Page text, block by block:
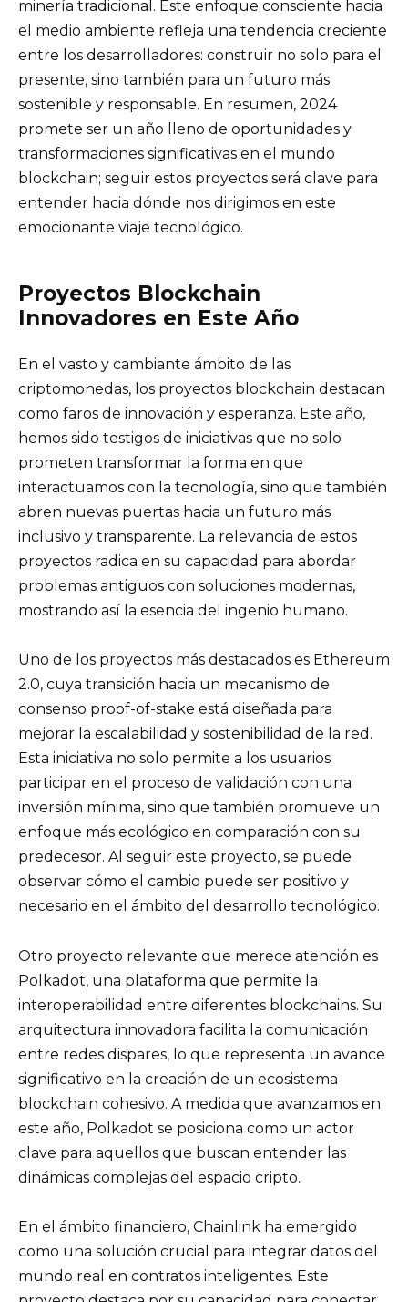
minería tradicional. Este enfoque consciente hacia
el medio ambiente refleja una tendencia creciente
entre los desarrolladores: construir no solo para el
presente, sino también para un futuro más
sostenible y responsable. En resumen, 2024
promete ser un año lleno de oportunidades y
transformaciones significativas en el mundo
blockchain; seguir estos proyectos será clave para
entender hacia dónde nos dirigimos en este
emocionante viaje tecnológico.
Proyectos Blockchain
Innovadores en Este Año
En el vasto y cambiante ámbito de las
criptomonedas, los proyectos blockchain destacan
como faros de innovación y esperanza. Este año,
hemos sido testigos de iniciativas que no solo
prometen transformar la forma en que
interactuamos con la tecnología, sino que también
abren nuevas puertas hacia un futuro más
inclusivo y transparente. La relevancia de estos
proyectos radica en su capacidad para abordar
problemas antiguos con soluciones modernas,
mostrando así la esencia del ingenio humano.
Uno de los proyectos más destacados es Ethereum
2.0, cuya transición hacia un mecanismo de
consenso proof-of-stake está diseñada para
mejorar la escalabilidad y sostenibilidad de la red.
Esta iniciativa no solo permite a los usuarios
participar en el proceso de validación con una
inversión mínima, sino que también promueve un
enfoque más ecológico en comparación con su
predecesor. Al seguir este proyecto, se puede
observar cómo el cambio puede ser positivo y
necesario en el ámbito del desarrollo tecnológico.
Otro proyecto relevante que merece atención es
Polkadot, una plataforma que permite la
interoperabilidad entre diferentes blockchains. Su
arquitectura innovadora facilita la comunicación
entre redes dispares, lo que representa un avance
significativo en la creación de un ecosistema
blockchain cohesivo. A medida que avanzamos en
este año, Polkadot se posiciona como un actor
clave para aquellos que buscan entender las
dinámicas complejas del espacio cripto.
En el ámbito financiero, Chainlink ha emergido
como una solución crucial para integrar datos del
mundo real en contratos inteligentes. Este